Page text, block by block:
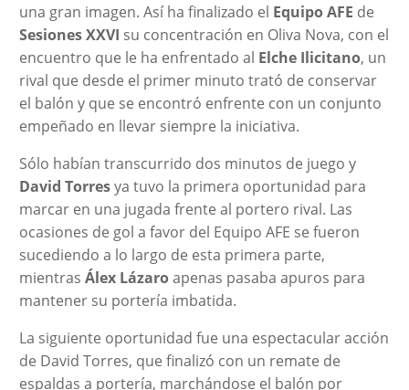
una gran imagen. Así ha finalizado el Equipo AFE de
Sesiones XXVI su concentración en Oliva Nova, con el
encuentro que le ha enfrentado al Elche Ilicitano, un
rival que desde el primer minuto trató de conservar
el balón y que se encontró enfrente con un conjunto
empeñado en llevar siempre la iniciativa.
Sólo habían transcurrido dos minutos de juego y
David Torresya tuvo la primera oportunidad para
marcar en una jugada frente al portero rival. Las
ocasiones de gol a favor del Equipo AFE se fueron
sucediendo a lo largo de esta primera parte,
mientras Álex Lázaroapenas pasaba apuros para
mantener su portería imbatida.
La siguiente oportunidad fue una espectacular acción
de David Torres, que finalizó con un remate de
espaldas a portería, marchándose el balón por